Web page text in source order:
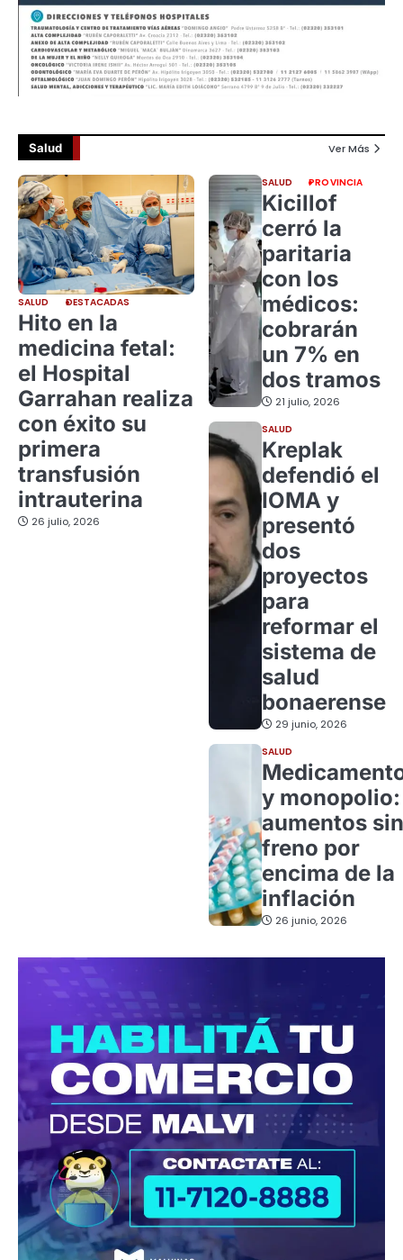
Salud Ver Más
SALUD DESTACADAS
Hito en la
medicina fetal:
el Hospital
Garrahan realiza
con éxito su
primera
transfusión
intrauterina
26 julio, 2026
SALUD PROVINCIA
Kicillof
cerró la
paritaria
con los
médicos:
cobrarán
un 7% en
dos tramos
21 julio, 2026
SALUD
Kreplak
defendió el
IOMA y
presentó
dos
proyectos
para
reformar el
sistema de
salud
bonaerense
29 junio, 2026
SALUD
y monopolio:
aumentos sin
freno por
encima de la
inflación
26 junio, 2026